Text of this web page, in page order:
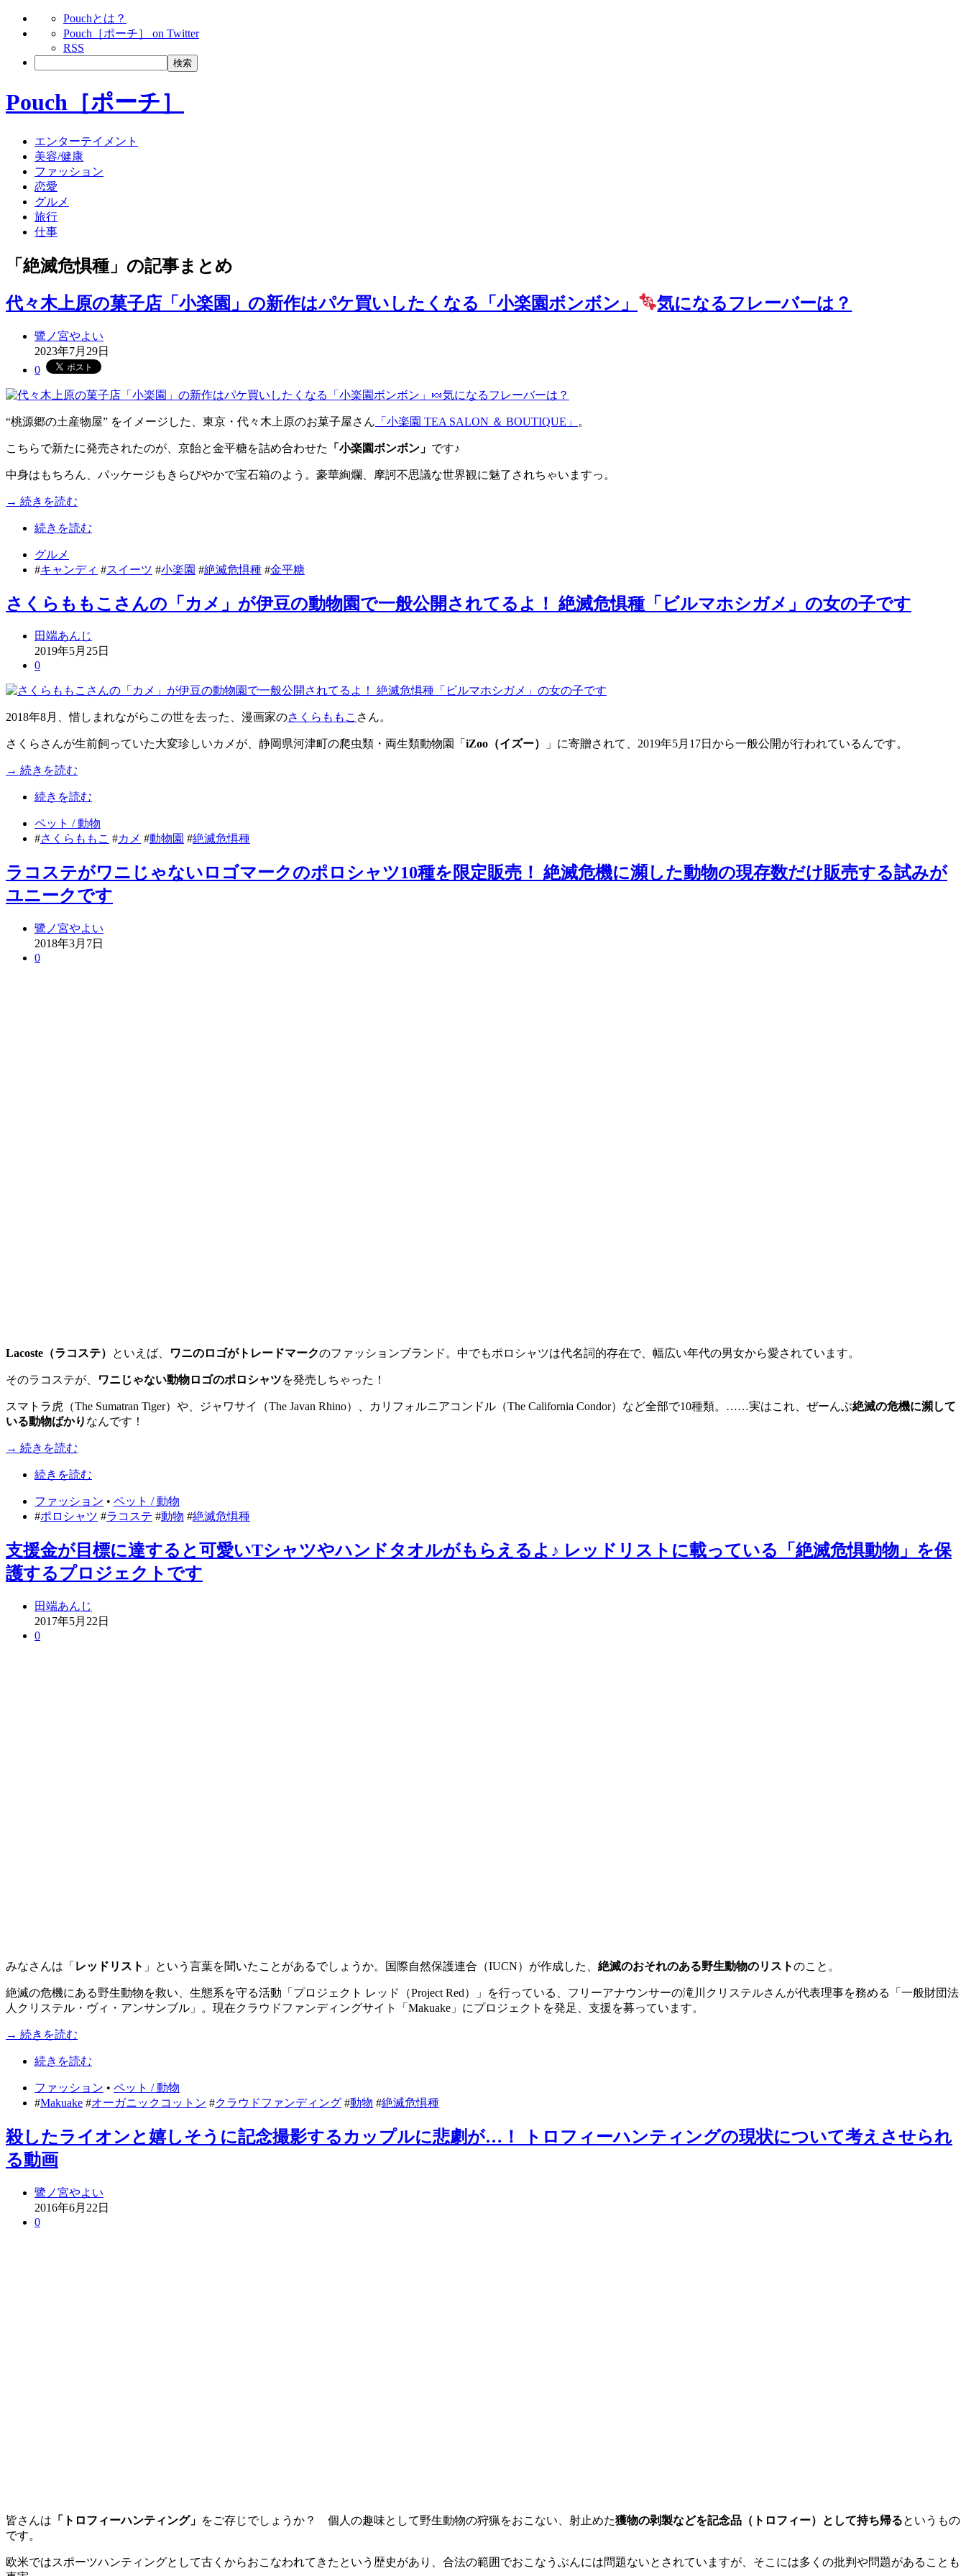
Pouchとは？
Pouch［ポーチ］ on Twitter
RSS
Pouch［ポーチ］
エンターテイメント
美容/健康
ファッション
恋愛
グルメ
旅行
仕事
「絶滅危惧種」の記事まとめ
代々木上原の菓子店「小楽園」の新作はパケ買いしたくなる「小楽園ボンボン」
気になるフレーバーは？
鷺ノ宮やよい
2023年7月29日
0
“桃源郷の土産物屋” をイメージした、東京・代々木上原のお菓子屋さん 「小楽園 TEA SALON ＆ BOUTIQUE」 。
こちらで新たに発売されたのが、京飴と金平糖を詰め合わせた 「小楽園ボンボン」 です♪
中身はもちろん、パッケージもきらびやかで宝石箱のよう。豪華絢爛、摩訶不思議な世界観に魅了されちゃいますっ。
→ 続きを読む
続きを読む
グルメ
#キャンディ #スイーツ #小楽園 #絶滅危惧種 #金平糖
さくらももこさんの「カメ」が伊豆の動物園で一般公開されてるよ！ 絶滅危惧種「ビルマホシガメ」の女の子です
田端あんじ
2019年5月25日
0
2018年8月、惜しまれながらこの世を去った、漫画家のさくらももこ さん。
さくらさんが生前飼っていた大変珍しいカメが、静岡県河津町の爬虫類・両生類動物園「 iZoo（イズー） 」に寄贈されて、2019年5月17日から一般公開が行われているんです。
→ 続きを読む
続きを読む
ペット / 動物
#さくらももこ #カメ #動物園 #絶滅危惧種
ラコステがワニじゃないロゴマークのポロシャツ10種を限定販売！ 絶滅危機に瀕した動物の現存数だけ販売する試みが
ユニークです
鷺ノ宮やよい
2018年3月7日
0
Lacoste（ラコステ） といえば、 ワニのロゴがトレードマークのファッションブランド。中でもポロシャツは代名詞的存在で、幅広い年代の男女から愛されています。
そのラコステが、 ワニじゃない動物ロゴのポロシャツを発売しちゃった！
スマトラ虎（The Sumatran Tiger）や、ジャワサイ（The Javan Rhino）、カリフォルニアコンドル（The California Condor）など全部で10種類。……実はこれ、ぜーんぶ絶滅の危機に瀕して
いる動物ばかり なんです！
→ 続きを読む
続きを読む
ファッション • ペット / 動物
#ポロシャツ #ラコステ #動物 #絶滅危惧種
支援金が目標に達すると可愛いTシャツやハンドタオルがもらえるよ♪ レッドリストに載っている「絶滅危惧動物」を保
護するプロジェクトです
田端あんじ
2017年5月22日
0
みなさんは「 レッドリスト 」という言葉を聞いたことがあるでしょうか。国際自然保護連合（IUCN）が作成した、 絶滅のおそれのある野生動物のリストのこと。
絶滅の危機にある野生動物を救い、生態系を守る活動「プロジェクト レッド（Project Red）」を行っている、フリーアナウンサーの滝川クリステルさんが代表理事を務める「一般財団法
人クリステル・ヴィ・アンサンブル」。現在クラウドファンディングサイト「Makuake」にプロジェクトを発足、支援を募っています。
→ 続きを読む
続きを読む
ファッション • ペット / 動物
#Makuake #オーガニックコットン #クラウドファンディング #動物 #絶滅危惧種
殺したライオンと嬉しそうに記念撮影するカップルに悲劇が…！ トロフィーハンティングの現状について考えさせられ
る動画
鷺ノ宮やよい
2016年6月22日
0
皆さんは 「トロフィーハンティング」 をご存じでしょうか？ 個人の趣味として野生動物の狩猟をおこない、射止めた獲物の剥製などを記念品（トロフィー）として持ち帰るというもの
です。
欧米ではスポーツハンティングとして古くからおこなわれてきたという歴史があり、合法の範囲でおこなうぶんには問題ないとされていますが、そこには多くの批判や問題があることも